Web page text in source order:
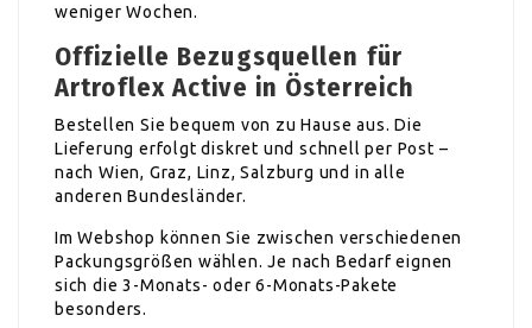
weniger Wochen.
Offizielle Bezugsquellen für
Artroflex Active in Österreich
Bestellen Sie bequem von zu Hause aus. Die
Lieferung erfolgt diskret und schnell per Post –
nach Wien, Graz, Linz, Salzburg und in alle
anderen Bundesländer.
Im Webshop können Sie zwischen verschiedenen
Packungsgrößen wählen. Je nach Bedarf eignen
sich die 3-Monats- oder 6-Monats-Pakete
besonders.